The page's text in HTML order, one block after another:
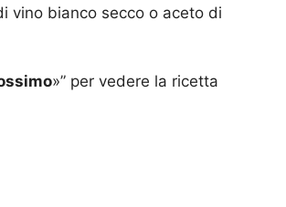
vino bianco secco o aceto di
»” per vedere la ricetta